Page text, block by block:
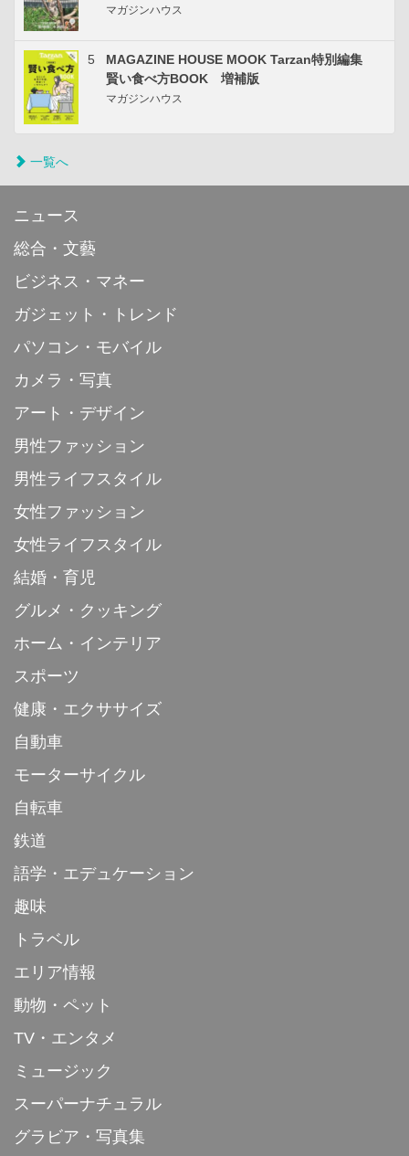
マガジンハウス
5
MAGAZINE HOUSE MOOK Tarzan特別編集
賢い食べ方BOOK 増補版
マガジンハウス
一覧へ
ニュース
総合・文藝
ビジネス・マネー
ガジェット・トレンド
パソコン・モバイル
カメラ・写真
アート・デザイン
男性ファッション
男性ライフスタイル
女性ファッション
女性ライフスタイル
結婚・育児
グルメ・クッキング
ホーム・インテリア
スポーツ
健康・エクササイズ
自動車
モーターサイクル
自転車
鉄道
語学・エデュケーション
趣味
トラベル
エリア情報
動物・ペット
TV・エンタメ
ミュージック
スーパーナチュラル
グラビア・写真集